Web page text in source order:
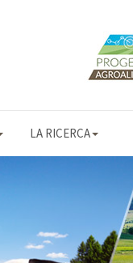
LA RICERCA